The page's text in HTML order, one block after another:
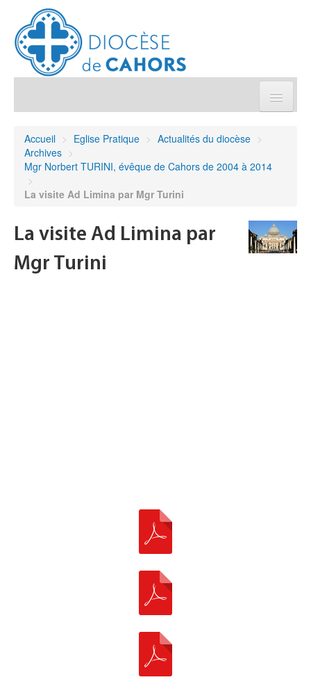
Démarches et sacrements
Sanctuaires & Pélerinages
Agenda diocésain
Je donne
Accueil > Eglise Pratique > Actualités du diocèse >
Archives >
Mgr Norbert TURINI, évêque de Cahors de 2004 à 2014
>
La visite Ad Limina par Mgr Turini
La visite Ad Limina par
Mgr Turini